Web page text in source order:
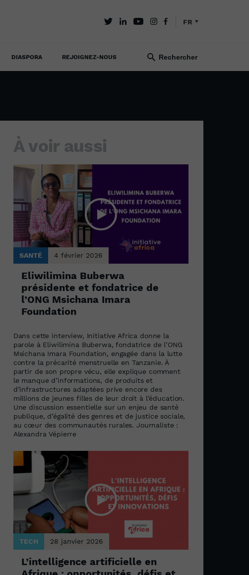
FR
DIASPORA REJOIGNEZ-NOUS
À voir aussi
SANTÉ 4 février 2026
Eliwilimina Buberwa
présidente et fondatrice de
l’ONG Msichana Imara
Foundation
Dans cette interview, Initiative Africa donne la
parole à Eliwilimina Buberwa, fondatrice de l’ONG
Msichana Imara Foundation, engagée dans la lutte
contre la précarité menstruelle en Tanzanie. À
partir de son propre vécu, elle explique comment
le manque d’informations, de produits et
d’infrastructures adaptées prive encore des
millions de jeunes filles de leur droit à l’éducation.
Une discussion essentielle sur un enjeu de santé
publique, d’égalité des genres et de justice sociale,
au cœur des communautés rurales. Journaliste :
Alexandra Vépierre
TECH 28 janvier 2026
L’intelligence artificielle en